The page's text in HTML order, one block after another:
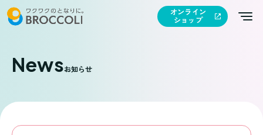
オンライン
ショップ
Newsお知らせ